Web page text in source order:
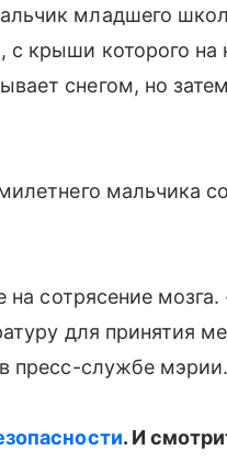
младшего
с крыши которого на
снегом, но
мальчика
на сотрясение
для принятия
пресс-службе мэрии.
. И